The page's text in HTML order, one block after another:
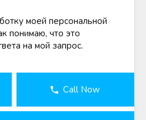
моей персональной
понимаю, что это
на мой запрос.
Call Now